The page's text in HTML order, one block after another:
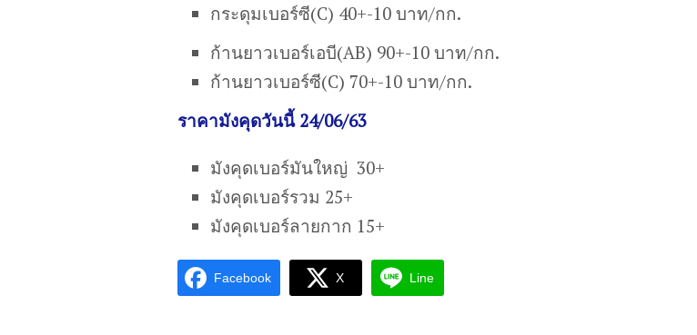
กระดุมเบอร์ซี(C) 40+-10 บาท/กก.
ก้านยาวเบอร์เอบี(AB) 90+-10 บาท/กก.
ก้านยาวเบอร์ซี(C) 70+-10 บาท/กก.
ราคามังคุดวันนี้ 24/06/63
มังคุดเบอร์มันใหญ่ 30+
มังคุดเบอร์รวม 25+
มังคุดเบอร์ลายกาก 15+
Facebook X Line